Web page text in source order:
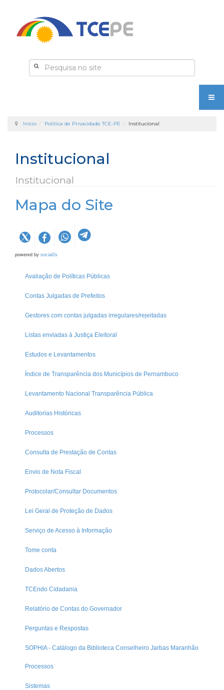
Início Política de Privacidade TCE-PE Institucional
Institucional
Institucional
Mapa do Site
powered by social2s
Avaliação de Políticas Públicas
Contas Julgadas de Prefeitos
Gestores com contas julgadas irregulares/rejeitadas
Listas enviadas à Justiça Eleitoral
Estudos e Levantamentos
Índice de Transparência dos Municípios de Pernambuco
Levantamento Nacional Transparência Pública
Auditorias Históricas
Processos
Consulta de Prestação de Contas
Envio de Nota Fiscal
Protocolar/Consultar Documentos
Lei Geral de Proteção de Dados
Serviço de Acesso à Informação
Tome conta
Dados Abertos
TCEndo Cidadania
Relatório de Contas do Governador
Perguntas e Respostas
SOPHIA - Catálogo da Biblioteca Conselheiro Jarbas Maranhão
Processos
Sistemas